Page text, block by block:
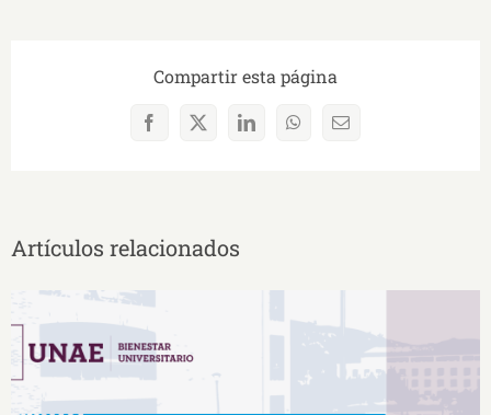
Compartir esta página
Facebook
X LinkedInWhatsAppCorreo
Artículos relacionados